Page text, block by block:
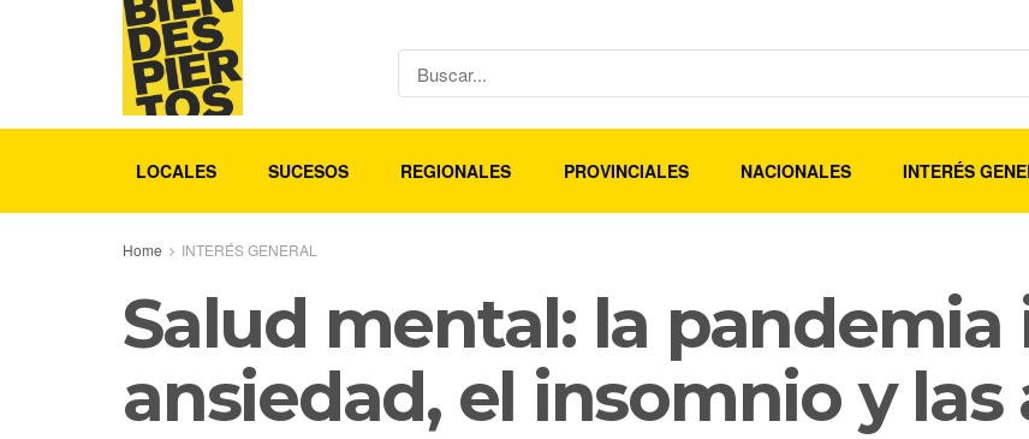
LOCALES SUCESOS REGIONALES PROVINCIALES NACIONALES INTERÉS
Home INTERÉS GENERAL
Salud mental: la
ansiedad, el insomnio y